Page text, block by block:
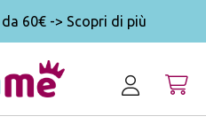
da 60€ -> Scopri di più